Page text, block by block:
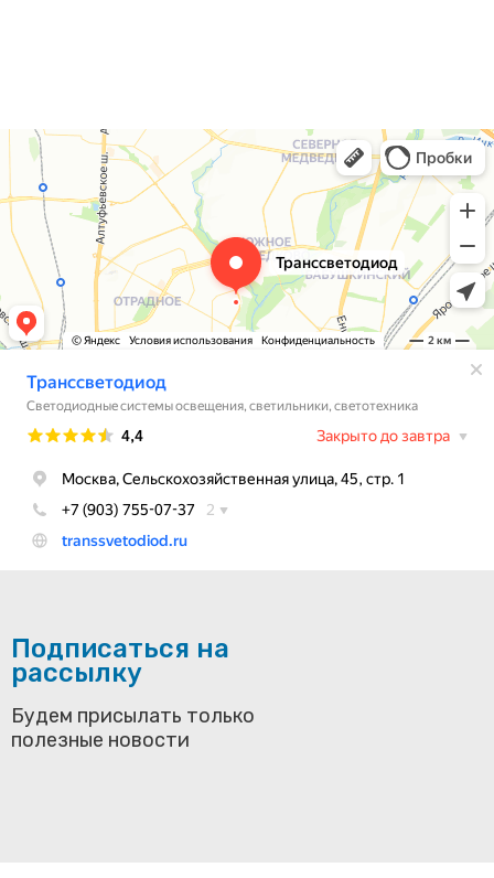
Подписаться на
рассылку
Будем присылать только
полезные новости